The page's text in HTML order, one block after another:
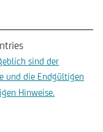
sind der
und die Endgültigen
Hinweise.